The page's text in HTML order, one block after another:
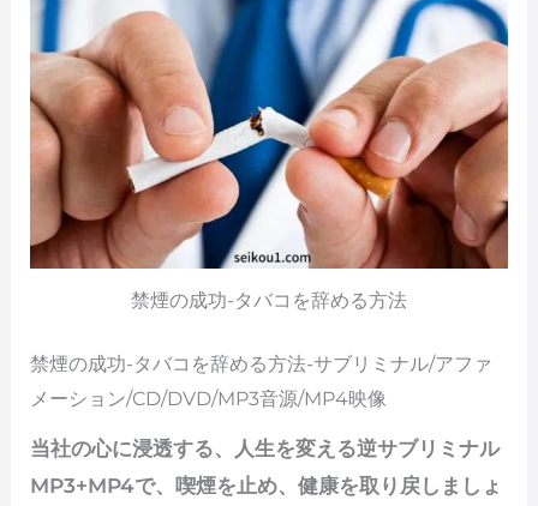
禁煙の成功-タバコを辞める方法
禁煙の成功-タバコを辞める方法-サブリミナル/アファ
メーション/CD/DVD/MP3音源/MP4映像
当社の心に浸透する、人生を変える逆サブリミナル
MP3+MP4で、喫煙を止め、健康を取り戻しましょ